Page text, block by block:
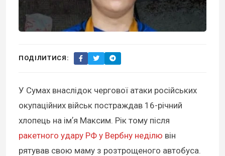
ПОДІЛИТИСЯ:
У Сумах внаслідок чергової атаки російських
окупаційних військ постраждав 16-річний
хлопець на імʼя Максим. Рік тому після
ракетного удару РФ у Вербну неділю він
рятував свою маму з розтрощеного автобуса.